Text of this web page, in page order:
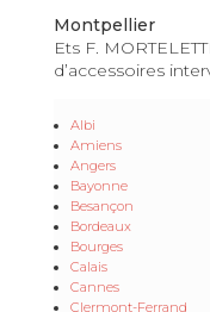
Montpellier
Ets F.
d’accessoires
Albi
Amiens
Angers
Bayonne
Besançon
Bordeaux
Bourges
Calais
Cannes
Clermont-Ferrand